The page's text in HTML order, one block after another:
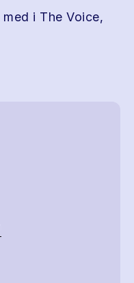
i The Voice,